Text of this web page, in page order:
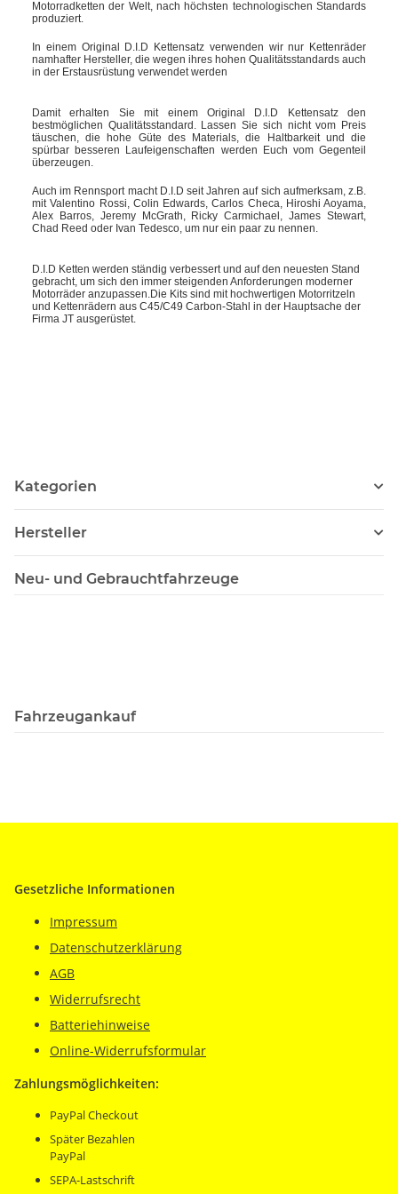
Motorradketten der Welt, nach höchsten technologischen Standards
produziert.
In einem Original D.I.D Kettensatz verwenden wir nur Kettenräder
namhafter Hersteller, die wegen ihres hohen Qualitätsstandards auch
in der Erstausrüstung verwendet werden
Damit erhalten Sie mit einem Original D.I.D Kettensatz den
bestmöglichen Qualitätsstandard. Lassen Sie sich nicht vom Preis
täuschen, die hohe Güte des Materials, die Haltbarkeit und die
spürbar besseren Laufeigenschaften werden Euch vom Gegenteil
überzeugen.
Auch im Rennsport macht D.I.D seit Jahren auf sich aufmerksam, z.B.
mit Valentino Rossi, Colin Edwards, Carlos Checa, Hiroshi Aoyama,
Alex Barros, Jeremy McGrath, Ricky Carmichael, James Stewart,
Chad Reed oder Ivan Tedesco, um nur ein paar zu nennen.
D.I.D Ketten werden ständig verbessert und auf den neuesten Stand
gebracht, um sich den immer steigenden Anforderungen moderner
Motorräder anzupassen.Die Kits sind mit hochwertigen Motorritzeln
und Kettenrädern aus C45/C49 Carbon-Stahl in der Hauptsache der
Firma JT ausgerüstet.
Kategorien
Hersteller
Neu- und Gebrauchtfahrzeuge
Fahrzeugankauf
Gesetzliche Informationen
Impressum
Datenschutzerklärung
AGB
Widerrufsrecht
Batteriehinweise
Online-Widerrufsformular
Zahlungsmöglichkeiten:
PayPal Checkout
Später Bezahlen
PayPal
SEPA-Lastschrift